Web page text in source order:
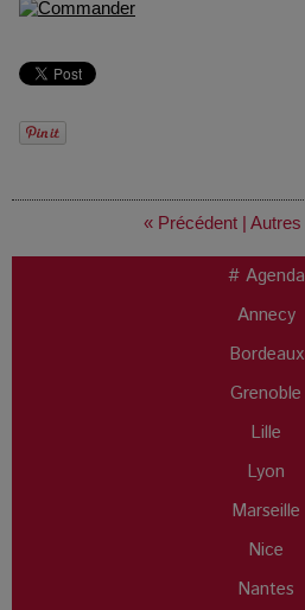
« Précédent | Autres
# Agenda
Annecy
Bordeaux
Grenoble
Lille
Lyon
Marseille
Nice
Nantes